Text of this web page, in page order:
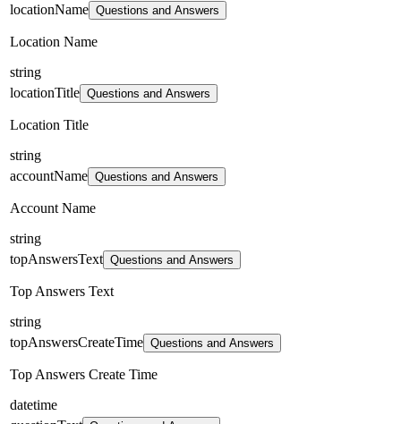
locationName Questions and Answers
Location Name
string
locationTitle Questions and Answers
Location Title
string
accountName Questions and Answers
Account Name
string
topAnswersText Questions and Answers
Top Answers Text
string
topAnswersCreateTime Questions and Answers
Top Answers Create Time
datetime